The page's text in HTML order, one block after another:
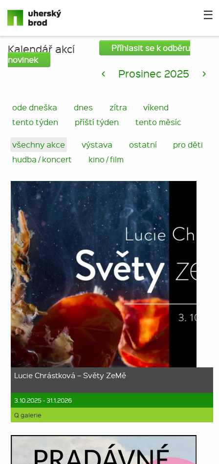
☰
Kalendář akcí
Příhlasit se k odběru
novinek
< Prosinec 2025 >
ode dneška dnes zítra
víkend
tento týden
příští týden tento měsíc
všechny akce výstava ostatní
pro děti
hudba / koncert
kino / film
Lucie Chrástková – Světy ZeMě
3.10.2025 - 31.1.2026
Q galerie